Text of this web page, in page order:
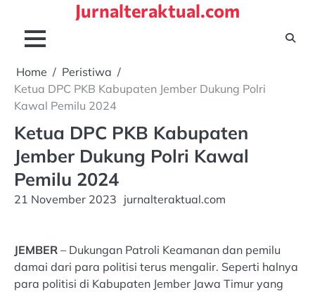
content
Jurnalteraktual.com
Home
Peristiwa
Ketua DPC PKB Kabupaten Jember Dukung Polri
Kawal Pemilu 2024
Ketua DPC PKB Kabupaten
Jember Dukung Polri Kawal
Pemilu 2024
21 November 2023 jurnalteraktual.com
JEMBER – Dukungan Patroli Keamanan dan pemilu
damai dari para politisi terus mengalir. Seperti halnya
para politisi di Kabupaten Jember Jawa Timur yang